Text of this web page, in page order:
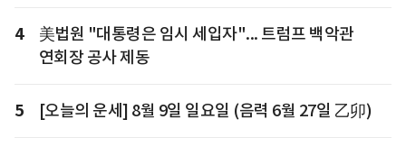
4
美법원 "대통령은 임시 세입자"... 트럼프 백악관
연회장 공사 제동
5 [오늘의 운세] 8월 9일 일요일 (음력 6월 27일 乙卯)